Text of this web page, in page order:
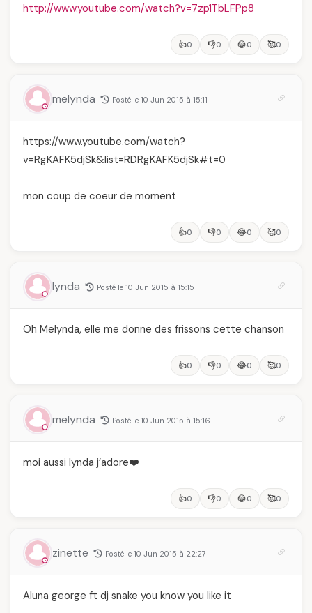
http://www.youtube.com/watch?v=7zp1TbLFPp8
👍0 👎0 😂0 🥰0
melynda Posté le 10 Jun 2015 à 15:11
https://www.youtube.com/watch?
v=RgKAFK5djSk&list=RDRgKAFK5djSk#t=0
mon coup de coeur de moment
👍0 👎0 😂0 🥰0
lynda Posté le 10 Jun 2015 à 15:15
Oh Melynda, elle me donne des frissons cette chanson
👍0 👎0 😂0 🥰0
melynda Posté le 10 Jun 2015 à 15:16
moi aussi lynda j’adore❤️
👍0 👎0 😂0 🥰0
zinette Posté le 10 Jun 2015 à 22:27
Aluna george ft dj snake you know you like it